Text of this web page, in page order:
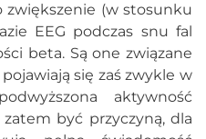
zwiększenie (w stosunku
EEG podczas snu fal
beta. Są one związane
się zaś zwykle w
aktywność
być przyczyną, dla